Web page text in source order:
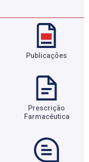
Publicações
Prescrição
Farmacêutica​